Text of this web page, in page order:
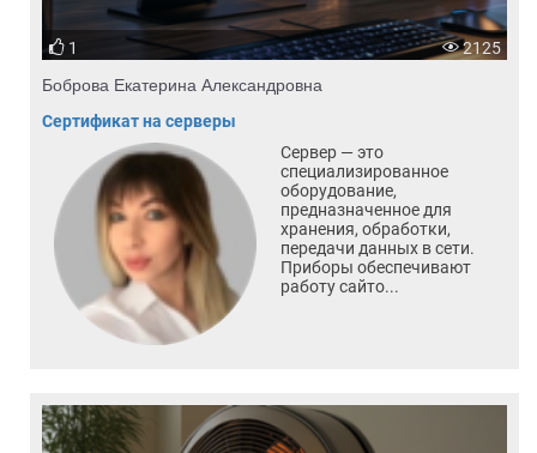
1 2125
Боброва Екатерина Александровна
Сертификат на серверы
Сервер — это
специализированное
оборудование,
предназначенное для
хранения, обработки,
передачи данных в сети.
Приборы обеспечивают
работу сайто...